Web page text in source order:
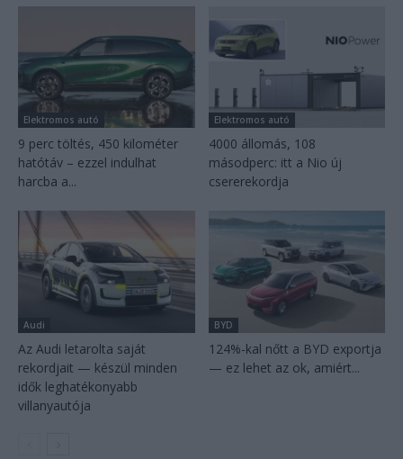
Elektromos autó
9 perc töltés, 450 kilométer
hatótáv – ezzel indulhat
harcba a...
Elektromos autó
4000 állomás, 108
másodperc: itt a Nio új
csererekordja
Audi
Az Audi letarolta saját
rekordjait — készül minden
idők leghatékonyabb
villanyautója
BYD
124%-kal nőtt a BYD exportja
— ez lehet az ok, amiért...